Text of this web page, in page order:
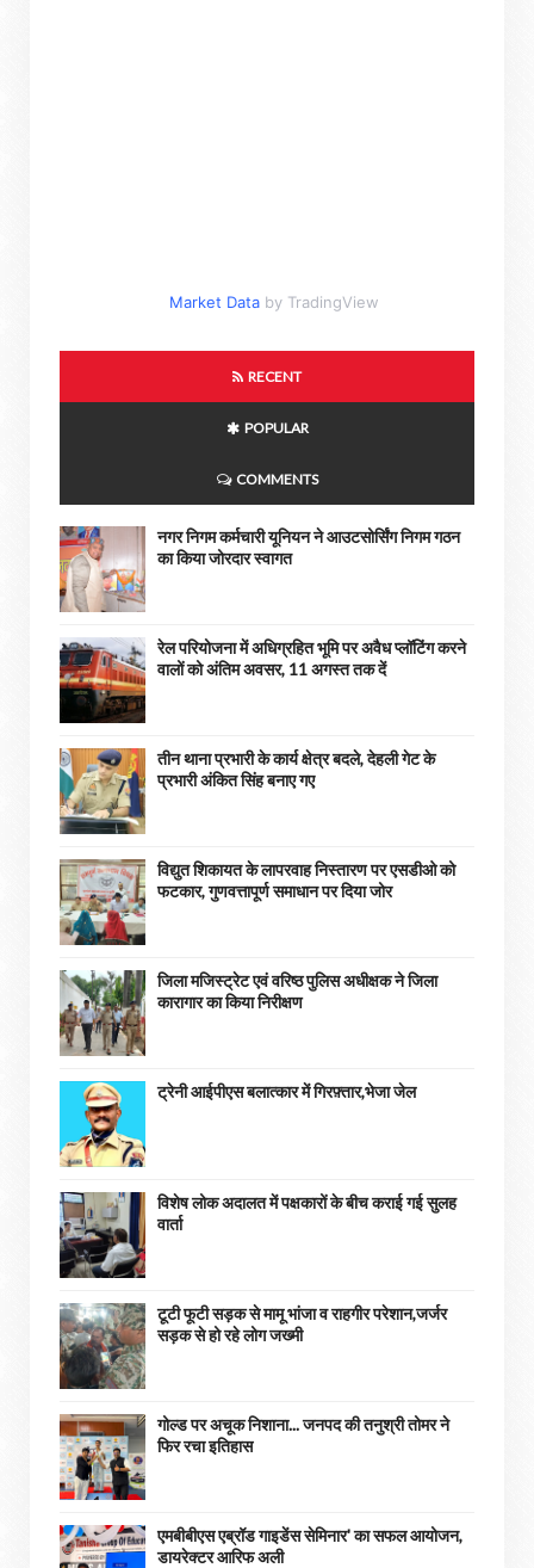
Market Data by TradingView
RECENT
POPULAR
COMMENTS
नगर निगम कर्मचारी यूनियन ने आउटसोर्सिंग निगम गठन
का किया जोरदार स्वागत
रेल परियोजना में अधिग्रहित भूमि पर अवैध प्लॉटिंग करने
वालों को अंतिम अवसर, 11 अगस्त तक दें
तीन थाना प्रभारी के कार्य क्षेत्र बदले, देहली गेट के
प्रभारी अंकित सिंह बनाए गए
विद्युत शिकायत के लापरवाह निस्तारण पर एसडीओ को
फटकार, गुणवत्तापूर्ण समाधान पर दिया जोर
जिला मजिस्ट्रेट एवं वरिष्ठ पुलिस अधीक्षक ने जिला
कारागार का किया निरीक्षण
ट्रेनी आईपीएस बलात्कार में गिरफ़्तार,भेजा जेल
विशेष लोक अदालत में पक्षकारों के बीच कराई गई सुलह
वार्ता
टूटी फूटी सड़क से मामू भांजा व राहगीर परेशान,जर्जर
सड़क से हो रहे लोग जख्मी
गोल्ड पर अचूक निशाना... जनपद की तनुश्री तोमर ने
फिर रचा इतिहास
एमबीबीएस एब्रॉड गाइडेंस सेमिनार' का सफल आयोजन,
डायरेक्टर आरिफ अली